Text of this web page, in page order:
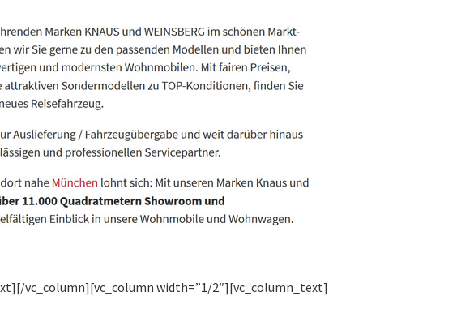
vc_column][vc_column width=”1/2″][vc_column_text]